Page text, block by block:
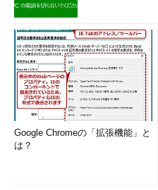
Google Chromeの「拡張機能」と
は？